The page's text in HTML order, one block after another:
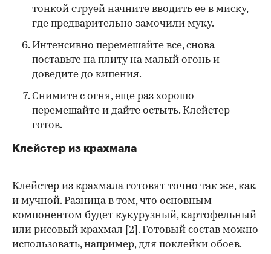
тонкой струей начните вводить ее в миску,
где предварительно замочили муку.
Интенсивно перемешайте все, снова
поставьте на плиту на малый огонь и
доведите до кипения.
Снимите с огня, еще раз хорошо
перемешайте и дайте остыть. Клейстер
готов.
Клейстер из крахмала
Клейстер из крахмала готовят точно так же, как
и мучной. Разница в том, что основным
компонентом будет кукурузный, картофельный
или рисовый крахмал
[2] . Готовый состав можно
использовать, например, для поклейки обоев.